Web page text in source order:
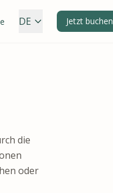
DE Jetzt buchen
die
oder